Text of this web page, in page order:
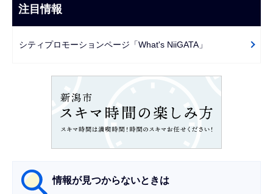
ま
で
ビ
ー
注目情報
シティプロモーションページ「What's NiiGATA」
情報が見つからないときは